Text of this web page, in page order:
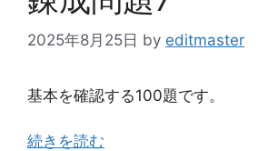
2025年8月25日 by editmaster
基本を確認する100題です。
続きを読む